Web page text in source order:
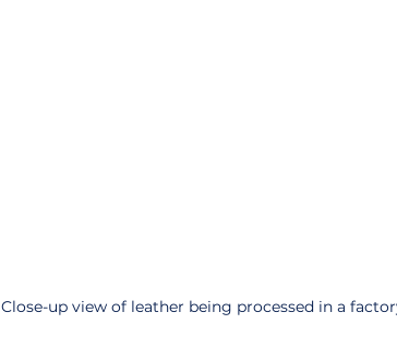
Close-up view of leather being processed in a